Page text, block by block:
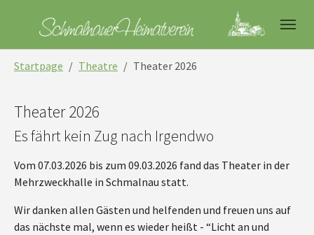
Startpage Theatre Theater 2026
Theater 2026
Es fährt kein Zug nach Irgendwo
Vom 07.03.2026 bis zum 09.03.2026 fand das Theater in der
Mehrzweckhalle in Schmalnau statt.
Wir danken allen Gästen und helfenden und freuen uns auf
das nächste mal, wenn es wieder heißt - “Licht an und